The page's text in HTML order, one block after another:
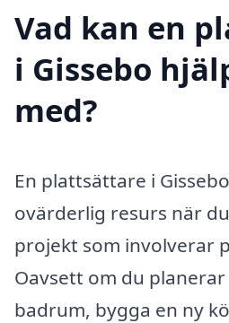
Vad kan en
i Gissebo
med?
En plattsättare i
ovärderlig resurs när
projekt som involverar
Oavsett om du
badrum, bygga en ny